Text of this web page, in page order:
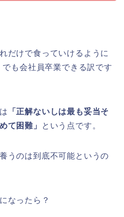
だけで食っていけるように
も会社員卒業できる訳です
「正解ないしは最も妥当そ
て困難」
という点です。
うのは到底不可能というの
なったら？